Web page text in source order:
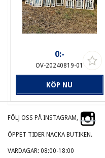
0:-
OV-20240819-01
KÖP NU
FÖLJ OSS PÅ INSTAGRAM,
ÖPPET TIDER NACKA BUTIKEN.
VARDAGAR: 08:00-18:00